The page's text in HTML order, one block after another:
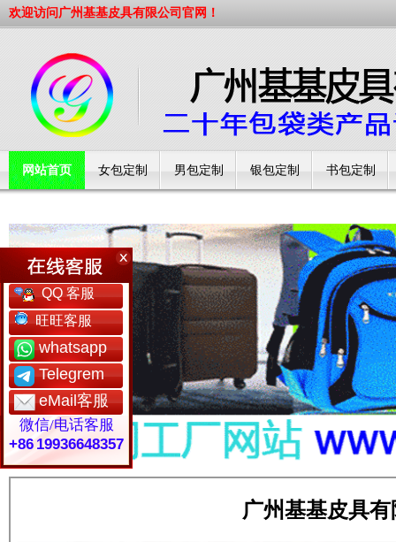
欢迎访问广州基基皮具有限公司官网！
网站首页 女包定制 男包定制 银包定制 书包定制
QQ 客服
旺旺客服
whatsapp
Telegrem
eMail客服
微信/电话客服
+86 19936648357